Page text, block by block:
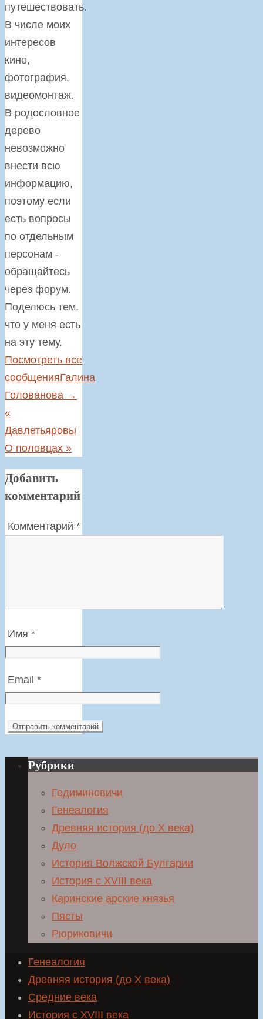
путешествовать.
В числе моих
интересов
кино,
фотография,
видеомонтаж.
В родословное
дерево
невозможно
внести всю
информацию,
поэтому если
есть вопросы
по отдельным
персонам -
обращайтесь
через форум.
Поделюсь тем,
что у меня есть
на эту тему.
Посмотреть все
сообщенияГалина
Голованова →
«
Давлетьяровы
О половцах »
Добавить
комментарий
Комментарий *
Имя *
Email *
Рубрики
Гедиминовичи
Генеалогия
Древняя история (до X века)
Дуло
История Волжской Булгарии
История с XVIII века
Каринские арские князья
Пясты
Рюриковичи
Генеалогия
Древняя история (до X века)
Средние века
История с XVIII века